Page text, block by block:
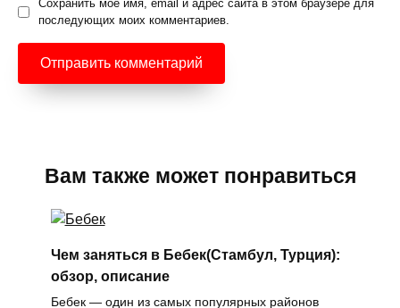
Сохранить моё имя, email и адрес сайта в этом браузере для
последующих моих комментариев.
Вам также может понравиться
Чем заняться в Бебек(Стамбул, Турция):
обзор, описание
Бебек — один из самых популярных районов